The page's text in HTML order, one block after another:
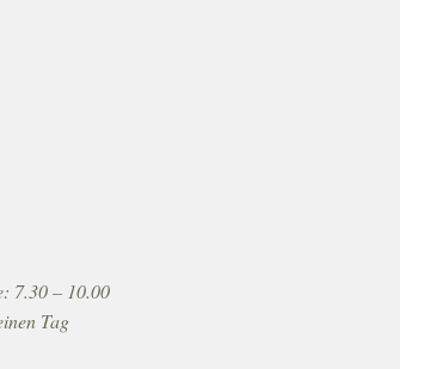
7.30 – 10.00
Tag